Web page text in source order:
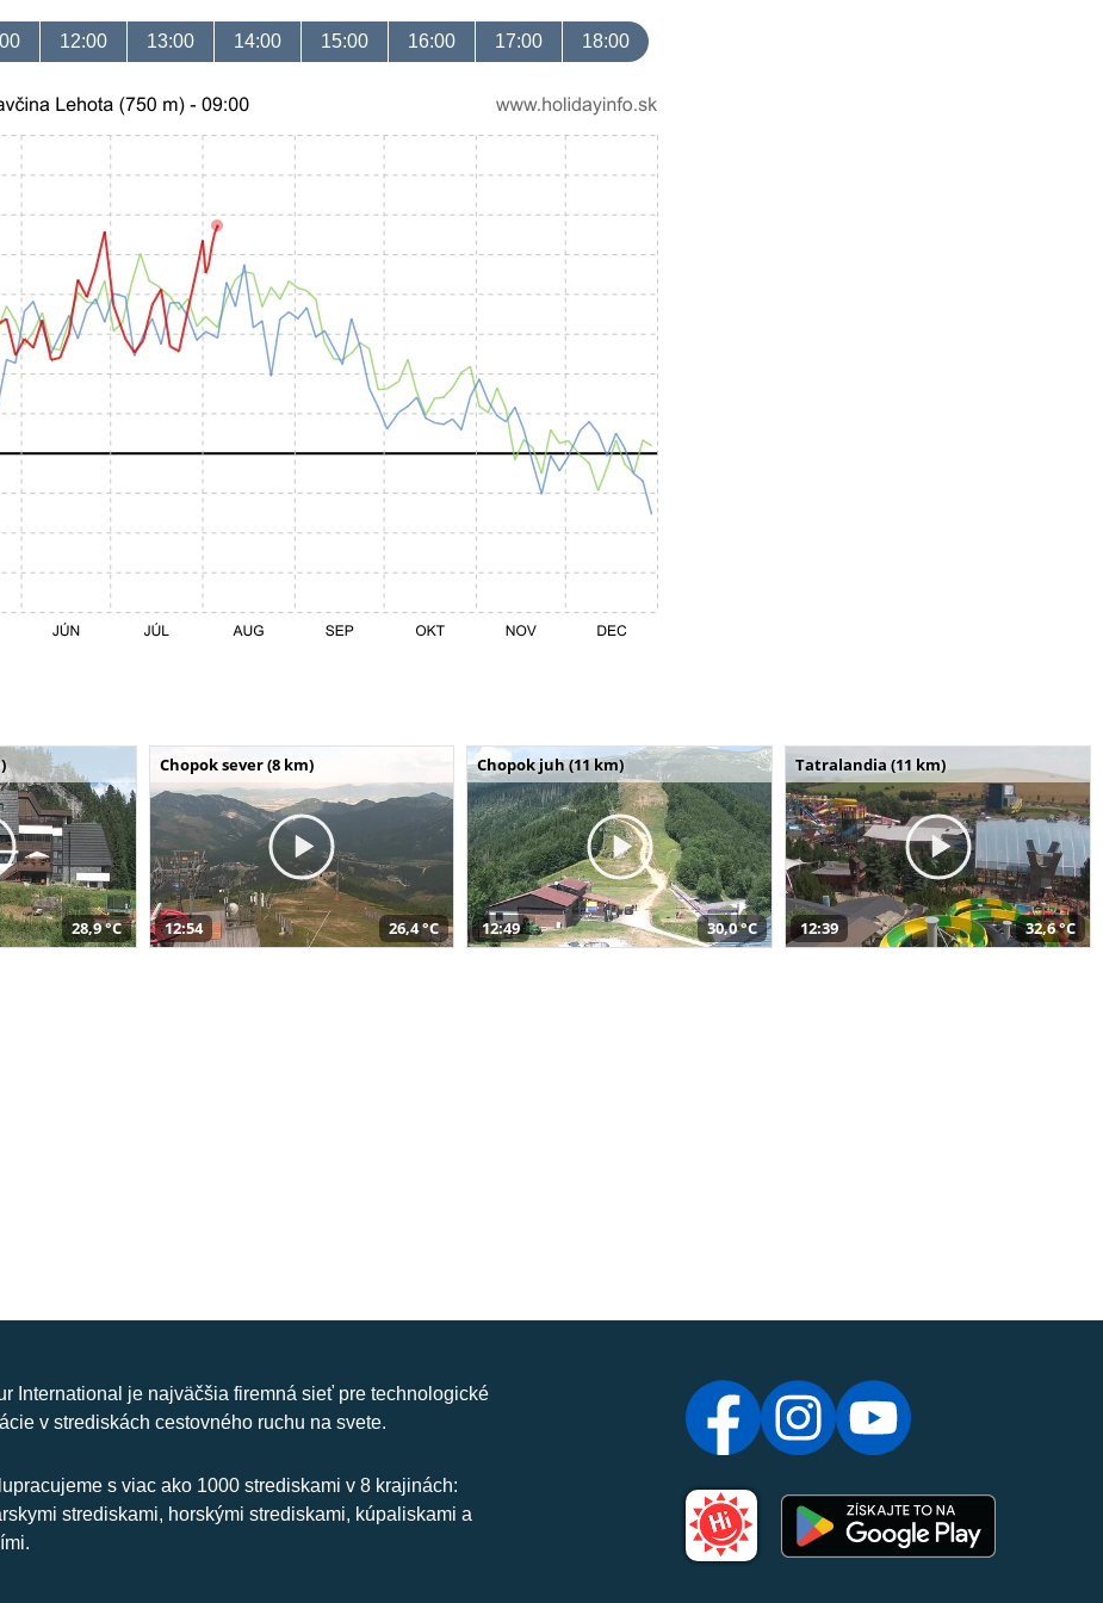
12:00 13:00 14:00 15:00 16:00 17:00 18:00
28,9 °C
Chopok sever (8 km)
12:54 26,4 °C
Chopok juh (11 km)
12:49 30,0 °C
Tatralandia (11 km)
12:39 32,6 °C
International je najväčšia firemná sieť pre technologické
v strediskách cestovného ruchu na svete.
s viac ako 1000 strediskami v 8 krajinách:
strediskami, horskými strediskami, kúpaliskami a